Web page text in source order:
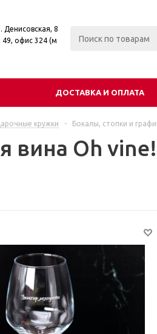
Денисовская, 8
49, офис 324 (м
ДОСТАВКА И ОПЛАТА
кружки - Бокалы, стопки и
вина Oh